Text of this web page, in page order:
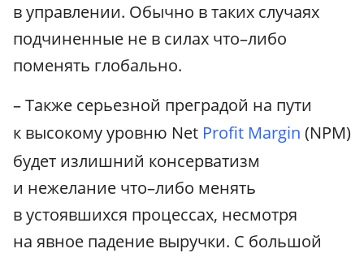
в управлении. Обычно в таких случаях
подчиненные не в силах что–либо
поменять глобально.
– Также серьезной преградой на пути
к высокому уровню Net Profit Margin (NPM)
будет излишний консерватизм
и нежелание что–либо менять
в устоявшихся процессах, несмотря
на явное падение выручки. С большой